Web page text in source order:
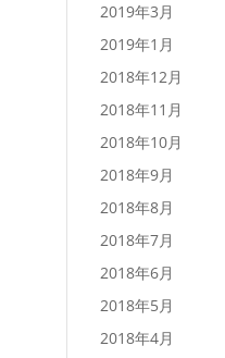
2019年3月
2019年1月
2018年12月
2018年11月
2018年10月
2018年9月
2018年8月
2018年7月
2018年6月
2018年5月
2018年4月